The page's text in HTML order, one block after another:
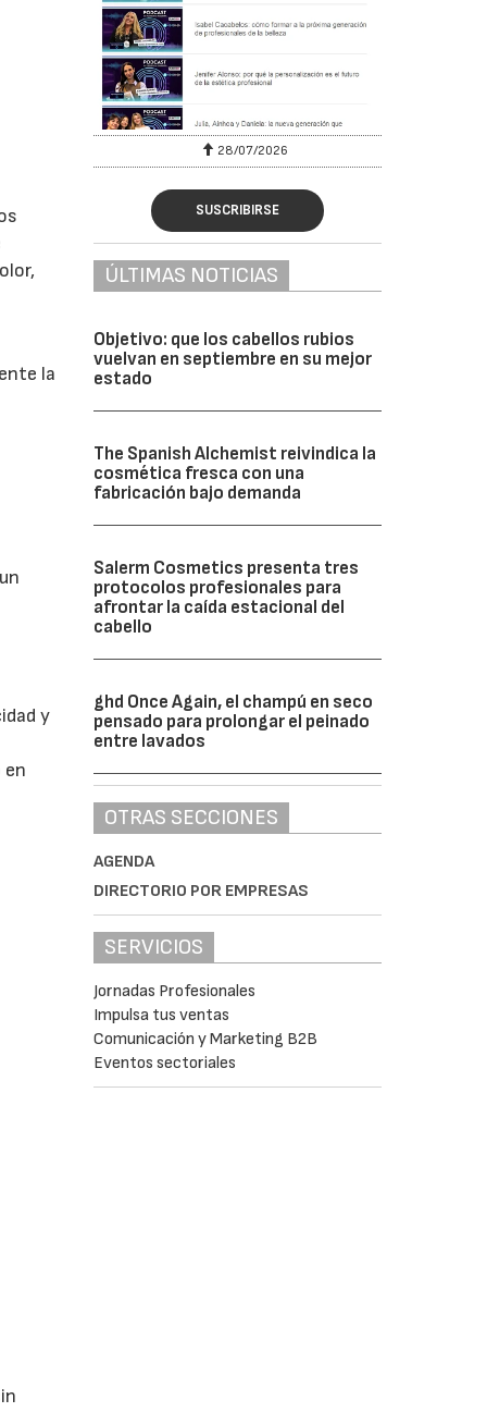
la
y
en
28/07/2026
SUSCRIBIRSE
ÚLTIMAS NOTICIAS
Objetivo: que los cabellos rubios
vuelvan en septiembre en su mejor
estado
The Spanish Alchemist reivindica la
cosmética fresca con una
fabricación bajo demanda
Salerm Cosmetics presenta tres
protocolos profesionales para
afrontar la caída estacional del
cabello
ghd Once Again, el champú en seco
pensado para prolongar el peinado
entre lavados
OTRAS SECCIONES
AGENDA
DIRECTORIO POR EMPRESAS
SERVICIOS
Jornadas Profesionales
Impulsa tus ventas
Comunicación y Marketing B2B
Eventos sectoriales